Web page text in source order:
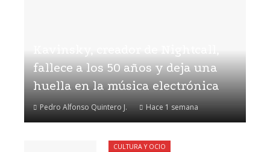
fallece a los 50 años y deja una
huella en la música electrónica
Pedro Alfonso Quintero J. Hace 1 semana
CULTURA Y OCIO